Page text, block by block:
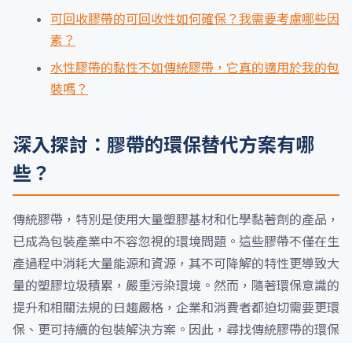
可回收膠帶的可回收性如何確保？我需要考慮哪些因
素？
水性膠帶的黏性不如傳統膠帶，它真的適用於我的包
裝嗎？
深入探討：膠帶的環保替代方案有哪
些？
傳統膠帶，特別是使用大量塑膠基材和化學黏著劑的產品，
已成為包裝產業中不容忽視的環境問題。這些膠帶不僅在生
產過程中消耗大量能源和資源，其不可降解的特性更導致大
量的塑膠垃圾積累，嚴重污染環境。然而，隨著環保意識的
提升和相關法規的日趨嚴格，企業和消費者都迫切需要更環
保、更可持續的包裝解決方案。因此，尋找傳統膠帶的環保